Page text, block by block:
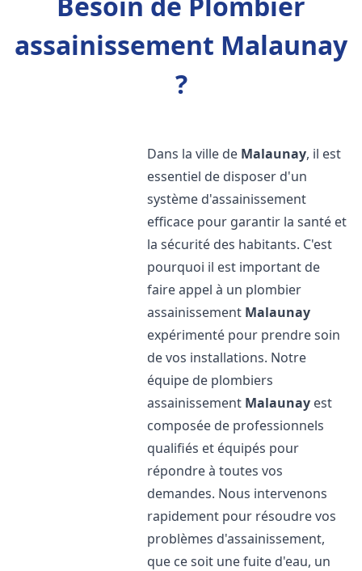
assainissement Malaunay
?
Dans la ville de Malaunay, il est
essentiel de disposer d'un
système d'assainissement
efficace pour garantir la santé et
la sécurité des habitants. C'est
pourquoi il est important de
faire appel à un plombier
assainissement Malaunay
expérimenté pour prendre soin
de vos installations. Notre
équipe de plombiers
assainissement Malaunay est
composée de professionnels
qualifiés et équipés pour
répondre à toutes vos
demandes. Nous intervenons
rapidement pour résoudre vos
problèmes d'assainissement,
que ce soit une fuite d'eau, un